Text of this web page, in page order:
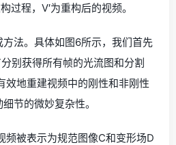
过程，V′为重构后的视频。
法。具体如图6所示，我们首先
别获得所有帧的光流图和分割
效地重建视频中的刚性和非刚性
节的微妙复杂性。
频被表示为规范图像C和变形场D